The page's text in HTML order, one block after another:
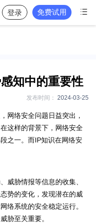
登录 免费试用 
知中的重要性
发布时间： 2024-03-25
网络安全问题日益突出，
这样的背景下，网络安全
之一。而IP知识在网络安
威胁情报等信息的收集、
势的变化，发现潜在的威
络系统的安全稳定运行。
胁至关重要。